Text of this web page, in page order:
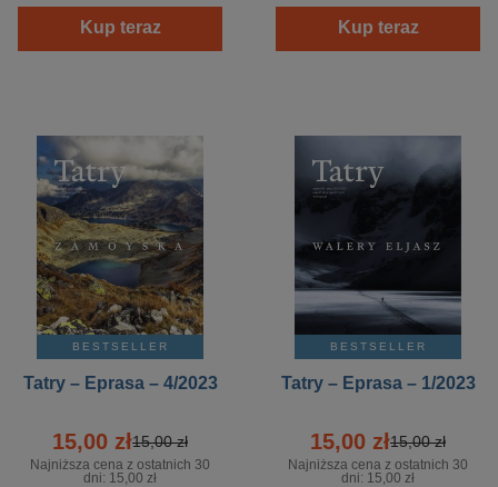
Kup teraz Kup teraz
BESTSELLER
Tatry – Eprasa – 4/2023
15,00 zł15,00 zł
Najniższa cena z ostatnich 30
dni: 15,00 zł
BESTSELLER
Tatry – Eprasa – 1/2023
15,00 zł15,00 zł
Najniższa cena z ostatnich 30
dni: 15,00 zł